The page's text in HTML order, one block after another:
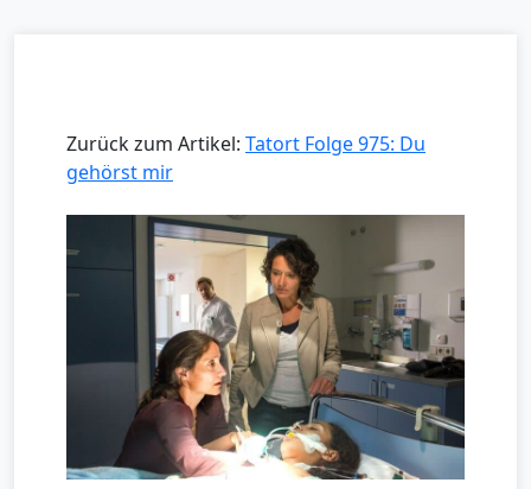
Zurück zum Artikel: Tatort Folge 975: Du
gehörst mir